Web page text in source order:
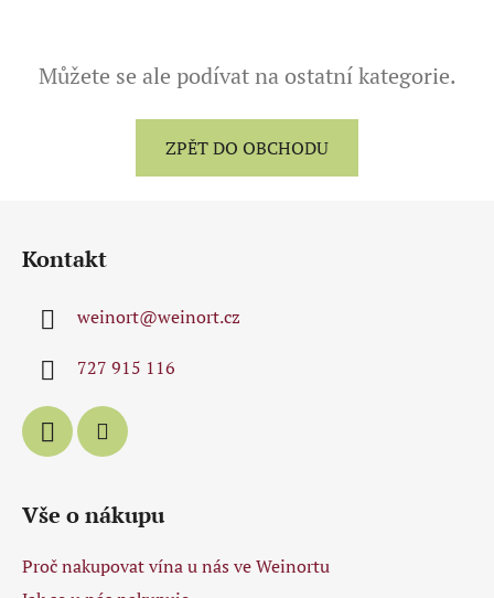
Můžete se ale podívat na ostatní kategorie.
ZPĚT DO OBCHODU
Kontakt
weinort@weinort.cz
727 915 116
Vše o nákupu
Proč nakupovat vína u nás ve Weinortu